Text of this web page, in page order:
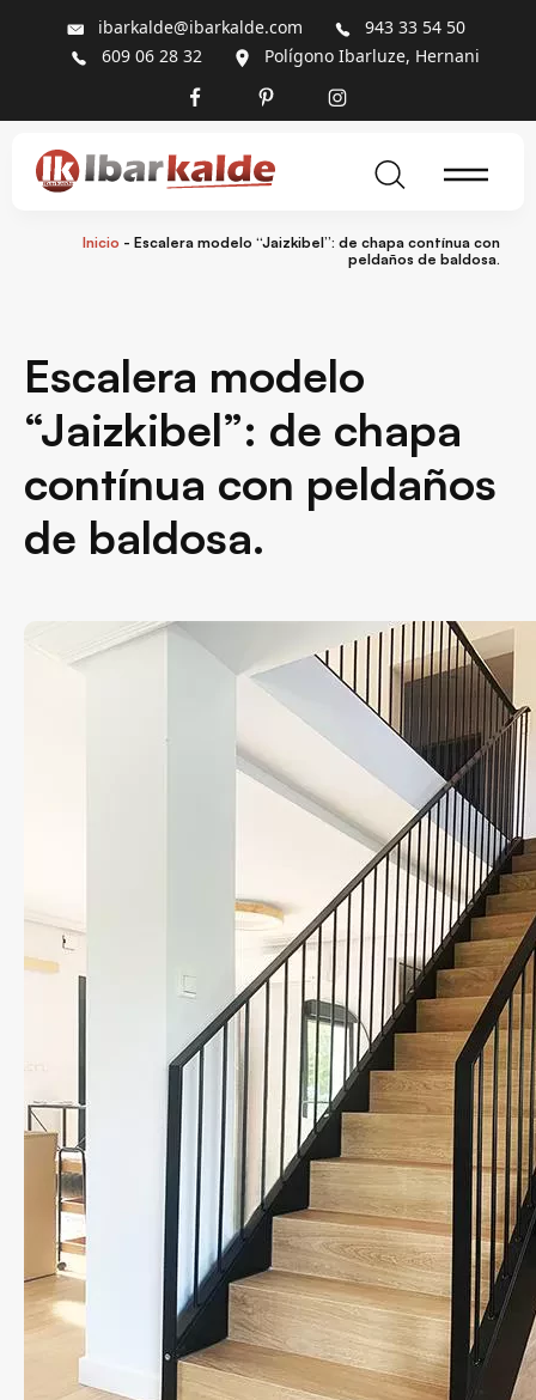
ibarkalde@ibarkalde.com
943 33 54 50
609 06 28 32
Polígono Ibarluze, Hernani
Inicio - Escalera modelo “Jaizkibel”: de chapa contínua con
peldaños de baldosa.
Escalera modelo
“Jaizkibel”: de chapa
contínua con peldaños
de baldosa.